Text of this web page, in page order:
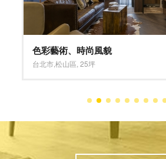
色彩藝術、時尚風貌
台北市,松山區 ,25坪